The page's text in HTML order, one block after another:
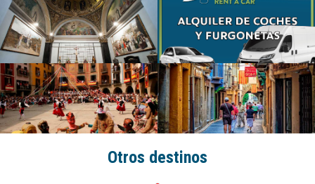
Otros destinos